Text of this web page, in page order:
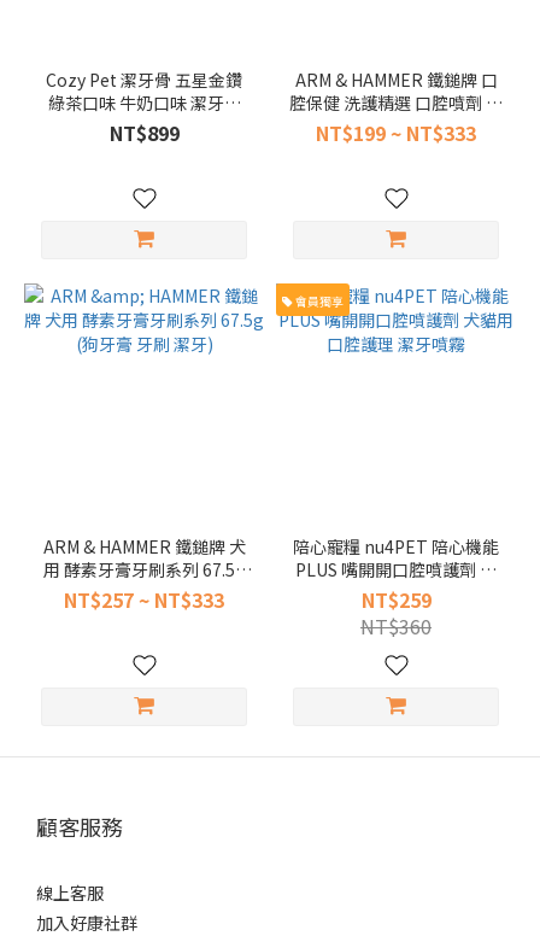
Cozy Pet 潔牙骨 五星金鑽
綠茶口味 牛奶口味 潔牙骨
1.5KG
NT$899
ARM & HAMMER 鐵鎚牌 口
腔保健 洗護精選 口腔噴劑 潔
牙水 潔牙套組 護毛噴劑
NT$199 ~ NT$333
ARM & HAMMER 鐵鎚牌 犬
用 酵素牙膏牙刷系列 67.5g
(狗牙膏 牙刷 潔牙)
NT$257 ~ NT$333
會員獨享
陪心寵糧 nu4PET 陪心機能
PLUS 嘴開開口腔噴護劑 犬
貓用 口腔護理 潔牙噴霧
NT$259
NT$360
顧客服務
線上客服
加入好康社群